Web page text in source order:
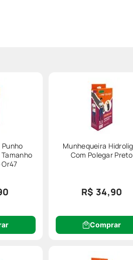
Munhequeira
Com Polegar Preto
R$ 34,90
Comprar